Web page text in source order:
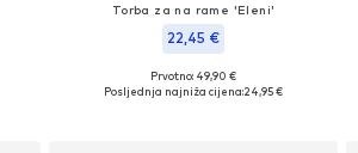
Torba za na rame 'Eleni'
22,45 €
Dostupne veličine: One Size
Prvotno: 49,90 €
Posljednja najniža cijena:24,95 €